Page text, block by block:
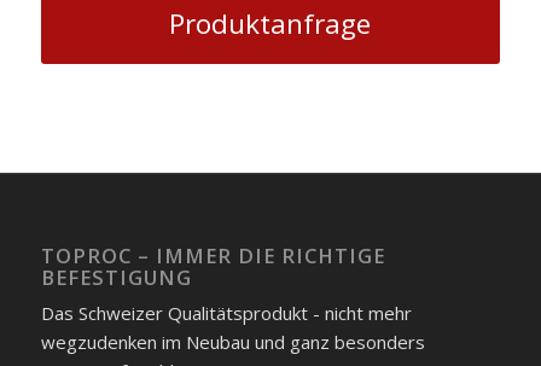
Produktanfrage
TOPROC – IMMER DIE RICHTIGE
BEFESTIGUNG
Das Schweizer Qualitätsprodukt - nicht mehr
wegzudenken im Neubau und ganz besonders